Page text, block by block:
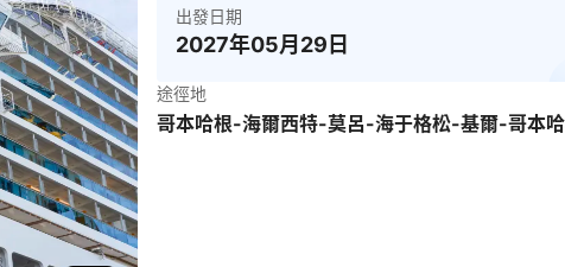
出發日期
2027年05月29日
途徑地
哥本哈根-海爾西特-莫呂-海于格松-基爾-哥本